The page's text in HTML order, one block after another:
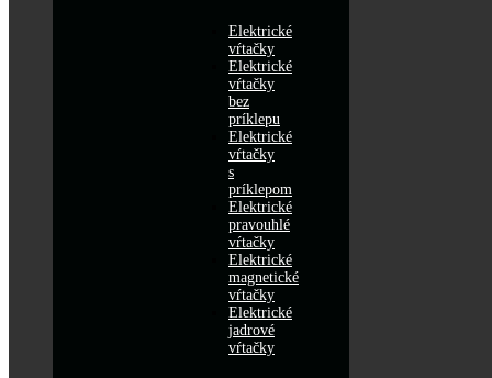
Elektrické
vŕtačky
Elektrické
vŕtačky
bez
príklepu
Elektrické
vŕtačky
s
príklepom
Elektrické
pravouhlé
vŕtačky
Elektrické
magnetické
vŕtačky
Elektrické
jadrové
vŕtačky